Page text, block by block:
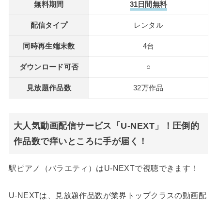
無料期間 31日間無料
配信タイプ レンタル
同時再生端末数 4台
ダウンロード可否 ○
見放題作品数 32万作品
大人気動画配信サービス「U-NEXT」！圧倒的
作品数で痒いところに手が届く！
駅ピアノ（バラエティ）はU-NEXTで視聴できます！
U-NEXTは、見放題作品数が業界トップクラスの動画配